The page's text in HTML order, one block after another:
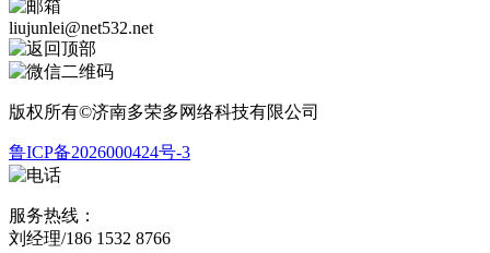
liujunlei@net532.net
版权所有©济南多荣多网络科技有限公司
鲁ICP备2026000424号-3
服务热线：
刘经理/186 1532 8766